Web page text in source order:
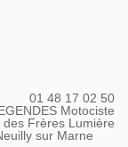
01 48 17 02 50
Motociste
Frères Lumière
sur Marne